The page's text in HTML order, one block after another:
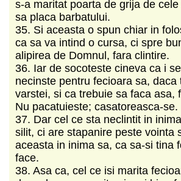
s-a maritat poarta de grija de
sa placa barbatului.
35. Si aceasta o spun chiar in
ca sa va intind o cursa, ci spre
alipirea de Domnul, fara clintire.
36. Iar de socoteste cineva ca i
necinste pentru fecioara sa, daca
varstei, si ca trebuie sa faca asa,
Nu pacatuieste; casatoreasca-se.
37. Dar cel ce sta neclintit in
silit, ci are stapanire peste vointa
aceasta in inima sa, ca sa-si tina
face.
38. Asa ca, cel ce isi marita